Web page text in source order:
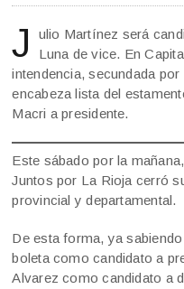
J
ulio Martínez será
Luna de vice. En
intendencia, secundada
encabeza lista del
Macri a presidente.
Este sábado por la
Juntos por La Rioja cerró
provincial y departamental.
De esta forma, ya
boleta como candidato a
Alvarez como candidato a